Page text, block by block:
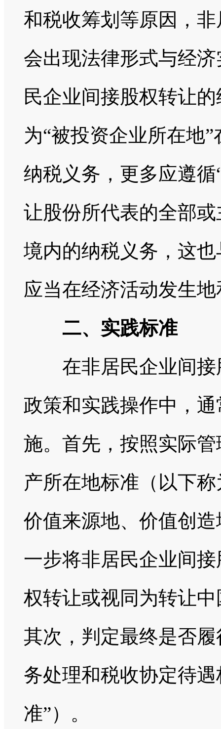
和税收筹划等原因，
会出现法律形式与经
民企业间接股权转让
为“被投资企业所在地
纳税义务，更多应遵
让股份所代表的全部
境内的纳税义务，这
应当在经济活动发生
二、实践标准
在非居民企业间接
政策和实践操作中，
施。首先，按照实际
产所在地标准（以下
价值来源地、价值创
一步将非居民企业间
权转让或视同为转让
其次，判定最终是否
务处理和税收协定待
准”）。